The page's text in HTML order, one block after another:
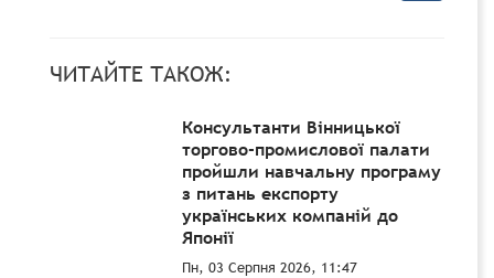
ЧИТАЙТЕ ТАКОЖ:
Консультанти Вінницької
торгово-промислової палати
пройшли навчальну програму
з питань експорту
українських компаній до
Японії
Пн, 03 Серпня 2026, 11:47